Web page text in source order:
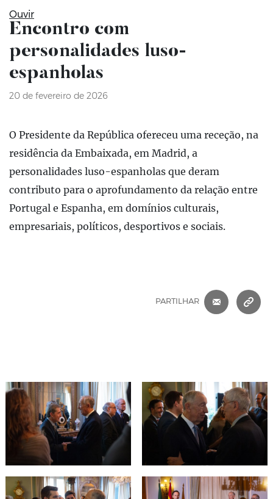
Ouvir
Encontro com
personalidades luso-
espanholas
20 de fevereiro de 2026
O Presidente da República ofereceu uma receção, na
residência da Embaixada, em Madrid, a
personalidades luso-espanholas que deram
contributo para o aprofundamento da relação entre
Portugal e Espanha, em domínios culturais,
empresariais, políticos, desportivos e sociais.
PARTILHAR